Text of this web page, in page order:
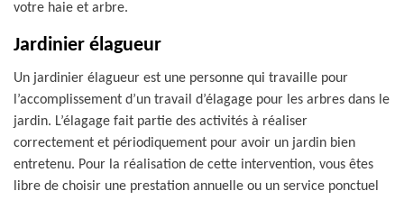
votre haie et arbre.
Jardinier élagueur
Un jardinier élagueur est une personne qui travaille pour
l’accomplissement d’un travail d’élagage pour les arbres dans le
jardin. L’élagage fait partie des activités à réaliser
correctement et périodiquement pour avoir un jardin bien
entretenu. Pour la réalisation de cette intervention, vous êtes
libre de choisir une prestation annuelle ou un service ponctuel